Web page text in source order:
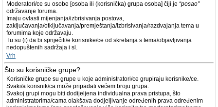
Moderatori/ce su osobe [osoba ili (korisnička) grupa osoba] čiji je “posao”
održavanje foruma.
Imaju ovlasti mijenjanja/izbrisivanja postova,
zaključavanja/otključavanja/premještanja/izbrisivanja/razdvajanja tema u
forumima koje održavaju.
Tu su (i) da bi spriječili/e korisnike/ce od skretanja s tema/objavljivanja
nedopuštenih sadržaja i sl.
Vrh
Što su korisničke grupe?
Korisničke grupe su grupe u koje administratori/ce grupiraju korisnike/ce.
Svaki/a korisnik/ca može pripadati većem broju grupa.
Svakoj grupi mogu biti dodijeljena individualna prava pristupa, što
administratorima/cama olakšava dodjeljivanje određenih prava određenim